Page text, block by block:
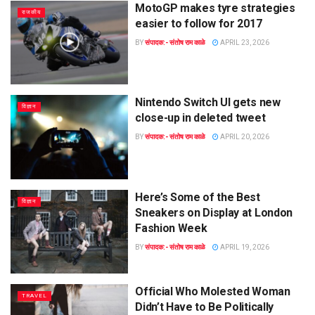
राजकीय
MotoGP makes tyre strategies
easier to follow for 2017
BYसंपादक:- संतोष राम काळे APRIL 23, 2026
विज्ञान
Nintendo Switch UI gets new
close-up in deleted tweet
BYसंपादक:- संतोष राम काळे APRIL 20, 2026
विज्ञान
Here’s Some of the Best
Sneakers on Display at London
Fashion Week
BYसंपादक:- संतोष राम काळे APRIL 19, 2026
TRAVEL
Official Who Molested Woman
Didn’t Have to Be Politically